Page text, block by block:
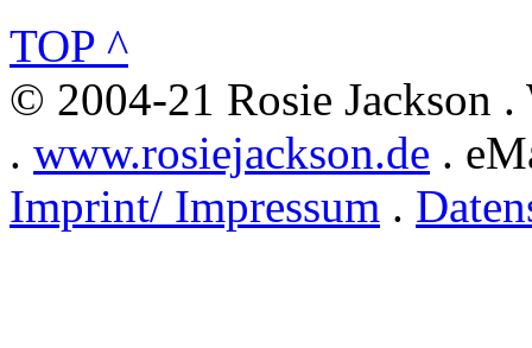
TOP ^
© 2004-21 Rosie Jackson
. www.rosiejackson.de .
Imprint/ Impressum .